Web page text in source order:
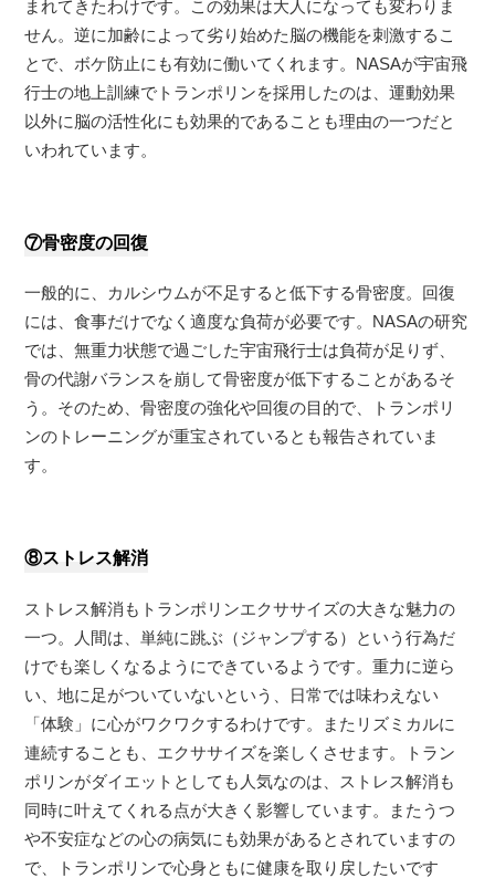
まれてきたわけです。この効果は大人になっても変わりま
せん。逆に加齢によって劣り始めた脳の機能を刺激するこ
とで、ボケ防止にも有効に働いてくれます。NASAが宇宙飛
行士の地上訓練でトランポリンを採用したのは、運動効果
以外に脳の活性化にも効果的であることも理由の一つだと
いわれています。
⑦骨密度の回復
一般的に、カルシウムが不足すると低下する骨密度。回復
には、食事だけでなく適度な負荷が必要です。NASAの研究
では、無重力状態で過ごした宇宙飛行士は負荷が足りず、
骨の代謝バランスを崩して骨密度が低下することがあるそ
う。そのため、骨密度の強化や回復の目的で、トランポリ
ンのトレーニングが重宝されているとも報告されていま
す。
⑧ストレス解消
ストレス解消もトランポリンエクササイズの大きな魅力の
一つ。人間は、単純に跳ぶ（ジャンプする）という行為だ
けでも楽しくなるようにできているようです。重力に逆ら
い、地に足がついていないという、日常では味わえない
「体験」に心がワクワクするわけです。またリズミカルに
連続することも、エクササイズを楽しくさせます。トラン
ポリンがダイエットとしても人気なのは、ストレス解消も
同時に叶えてくれる点が大きく影響しています。またうつ
や不安症などの心の病気にも効果があるとされていますの
で、トランポリンで心身ともに健康を取り戻したいです